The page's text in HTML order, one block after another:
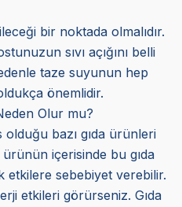
bir noktada olmalıdır.
sıvı açığını belli
taze suyunun hep
önemlidir.
Olur mu?
olduğu bazı gıda ürünleri
içerisinde bu gıda
etkilere sebebiyet verebilir.
etkileri görürseniz. Gıda